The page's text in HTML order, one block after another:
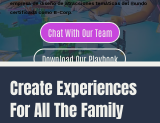
empresa de diseño de atracciones temáticas del mundo
certificada como B-Corp.
Chat With Our Team
Download Our Playbook
Create Experiences
For All The Family